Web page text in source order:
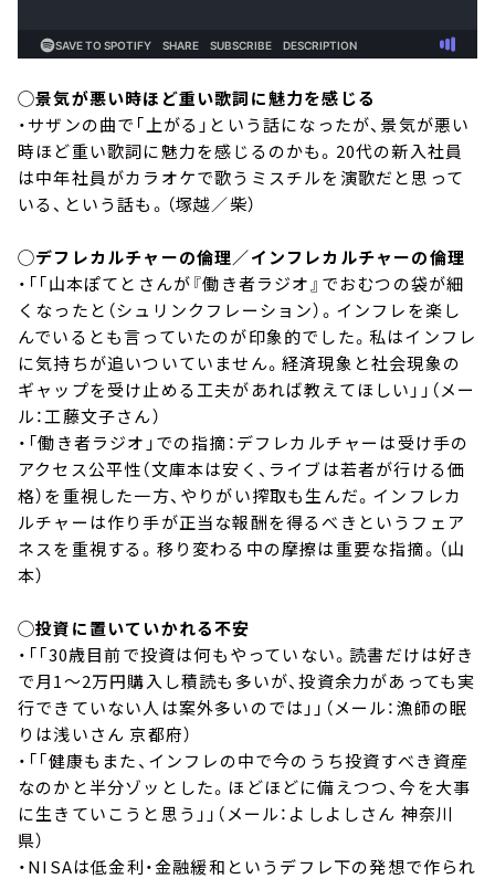
◯景気が悪い時ほど重い歌詞に魅力を感じる
・サザンの曲で「上がる」という話になったが、景気が悪い
時ほど重い歌詞に魅力を感じるのかも。20代の新入社員
は中年社員がカラオケで歌うミスチルを演歌だと思って
いる、という話も。（塚越／柴）
◯デフレカルチャーの倫理／インフレカルチャーの倫理
・「「山本ぽてとさんが『働き者ラジオ』でおむつの袋が細
くなったと（シュリンクフレーション）。インフレを楽し
んでいるとも言っていたのが印象的でした。私はインフレ
に気持ちが追いついていません。経済現象と社会現象の
ギャップを受け止める工夫があれば教えてほしい」」（メー
ル：工藤文子さん）
・「働き者ラジオ」での指摘：デフレカルチャーは受け手の
アクセス公平性（文庫本は安く、ライブは若者が行ける価
格）を重視した一方、やりがい搾取も生んだ。インフレカ
ルチャーは作り手が正当な報酬を得るべきというフェア
ネスを重視する。移り変わる中の摩擦は重要な指摘。（山
本）
◯投資に置いていかれる不安
・「「30歳目前で投資は何もやっていない。読書だけは好き
で月1～2万円購入し積読も多いが、投資余力があっても実
行できていない人は案外多いのでは」」（メール：漁師の眠
りは浅いさん 京都府）
・「「健康もまた、インフレの中で今のうち投資すべき資産
なのかと半分ゾッとした。ほどほどに備えつつ、今を大事
に生きていこうと思う」」（メール：よしよしさん 神奈川
県）
・NISAは低金利・金融緩和というデフレ下の発想で作られ